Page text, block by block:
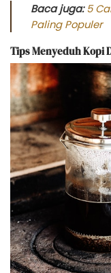
Baca juga:5
Paling Populer
Tips Menyeduh Kopi